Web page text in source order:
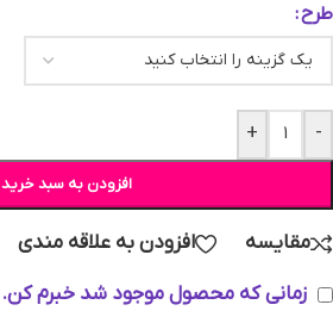
طرح
-
+
افزودن به سبد خرید
مقایسه
افزودن به علاقه مندی
زمانی که محصول موجود شد خبرم کن.